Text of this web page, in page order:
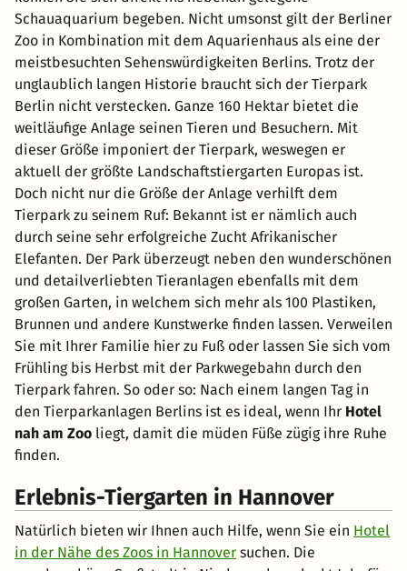
Schauaquarium begeben. Nicht umsonst gilt der Berliner
Zoo in Kombination mit dem Aquarienhaus als eine der
meistbesuchten Sehenswürdigkeiten Berlins. Trotz der
unglaublich langen Historie braucht sich der Tierpark
Berlin nicht verstecken. Ganze 160 Hektar bietet die
weitläufige Anlage seinen Tieren und Besuchern. Mit
dieser Größe imponiert der Tierpark, weswegen er
aktuell der größte Landschaftstiergarten Europas ist.
Doch nicht nur die Größe der Anlage verhilft dem
Tierpark zu seinem Ruf: Bekannt ist er nämlich auch
durch seine sehr erfolgreiche Zucht Afrikanischer
Elefanten. Der Park überzeugt neben den wunderschönen
und detailverliebten Tieranlagen ebenfalls mit dem
großen Garten, in welchem sich mehr als 100 Plastiken,
Brunnen und andere Kunstwerke finden lassen. Verweilen
Sie mit Ihrer Familie hier zu Fuß oder lassen Sie sich vom
Frühling bis Herbst mit der Parkwegebahn durch den
Tierpark fahren. So oder so: Nach einem langen Tag in
den Tierparkanlagen Berlins ist es ideal, wenn Ihr Hotel
nah am Zoo liegt, damit die müden Füße zügig ihre Ruhe
finden.
Erlebnis-Tiergarten in Hannover
Natürlich bieten wir Ihnen auch Hilfe, wenn Sie ein Hotel
in der Nähe des Zoos in Hannover suchen. Die